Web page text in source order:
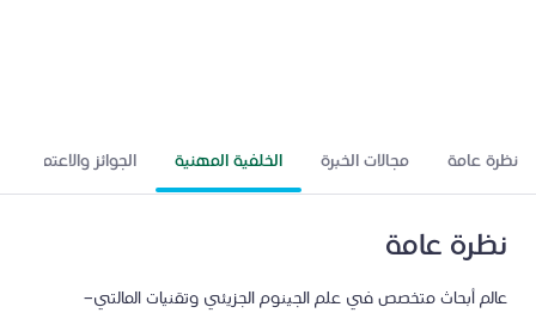
نظرة عامة
عالم أبحاث متخصص في علم الجينوم الجزيئي وتقنيات المالتي-
نظرة عامة مجالات الخبرة الخلفية المهنية الجوائز والاعتمادات